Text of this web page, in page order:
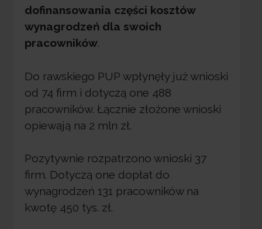
dofinansowania części kosztów
wynagrodzeń dla swoich
pracowników.
Do rawskiego PUP wpłynęły już wnioski
od 74 firm i dotyczą one 488
pracowników. Łącznie złożone wnioski
opiewają na 2 mln zł.
Pozytywnie rozpatrzono wnioski 37
firm. Dotyczą one dopłat do
wynagrodzeń 131 pracowników na
kwotę 450 tys. zł.